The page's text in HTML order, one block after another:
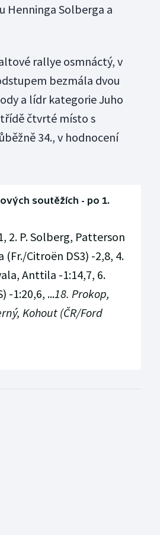
Henninga Solberga a
rallye osmnáctý, v
bezmála dvou
a lídr kategorie Juho
čtvrté místo s
34., v hodnocení
soutěžích - po 1.
2. P. Solberg, Patterson
(Fr./Citroën DS3) -2,8, 4.
Anttila -1:14,7, 6.
-1:20,6, ...18. Prokop,
Kohout (ČR/Ford